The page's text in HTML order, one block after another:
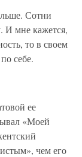
Сотни
И мне кажется,
то в своем
себе.
ее
«Моей
чем его